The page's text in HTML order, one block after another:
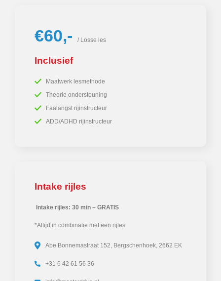
€60,- / Losse les
Inclusief
Maatwerk lesmethode
Theorie ondersteuning
Faalangst rijinstructeur
ADD/ADHD rijinstructeur
Intake rijles
Intake rijles: 30 min – GRATIS
*Altijd in combinatie met een rijles
Abe Bonnemastraat 152, Bergschenhoek, 2662 EK
+31 6 42 61 56 36